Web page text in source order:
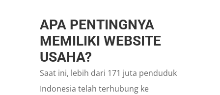
APA PENTINGNYA
MEMILIKI WEBSITE
USAHA?
Saat ini, lebih dari 171 juta penduduk
Indonesia telah terhubung ke